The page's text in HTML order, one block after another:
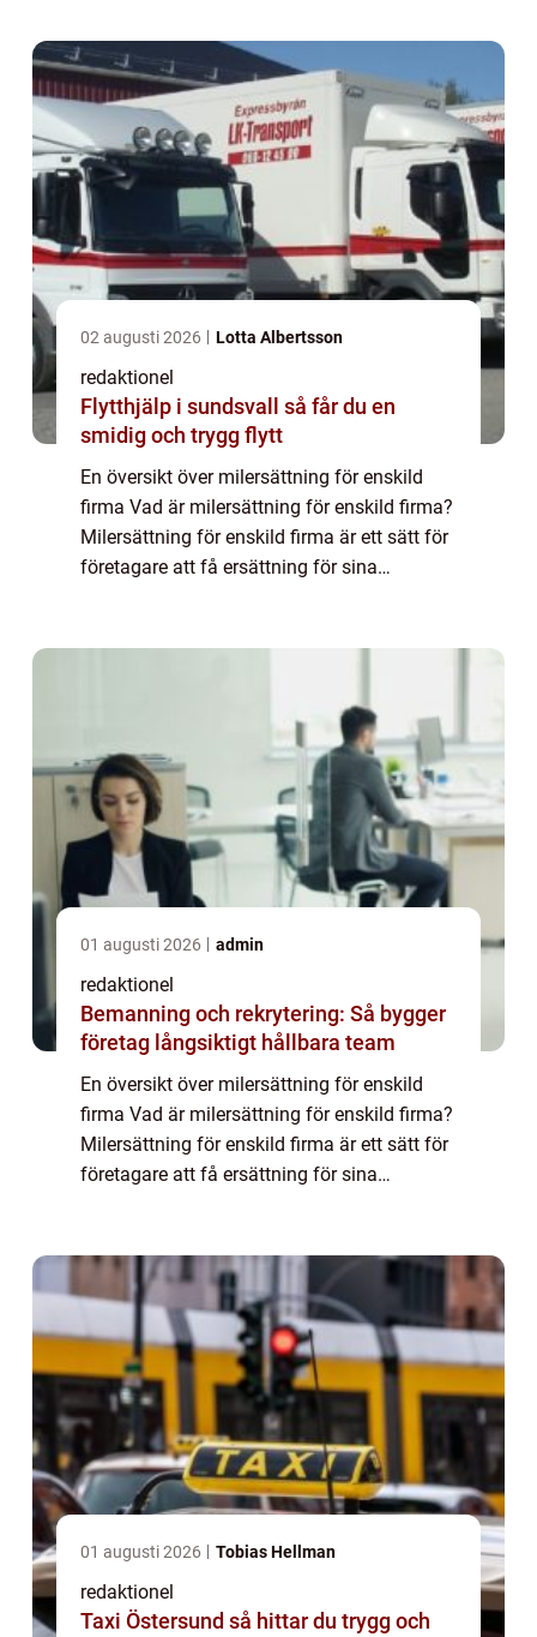
02 augusti 2026 Lotta Albertsson
redaktionel
Flytthjälp i sundsvall så får du en
smidig och trygg flytt
En översikt över milersättning för enskild
firma Vad är milersättning för enskild firma?
Milersättning för enskild firma är ett sätt för
företagare att få ersättning för sina
01 augusti 2026 admin
redaktionel
Bemanning och rekrytering: Så bygger
företag långsiktigt hållbara team
En översikt över milersättning för enskild
firma Vad är milersättning för enskild firma?
Milersättning för enskild firma är ett sätt för
företagare att få ersättning för sina
01 augusti 2026 Tobias Hellman
redaktionel
Taxi Östersund så hittar du trygg och